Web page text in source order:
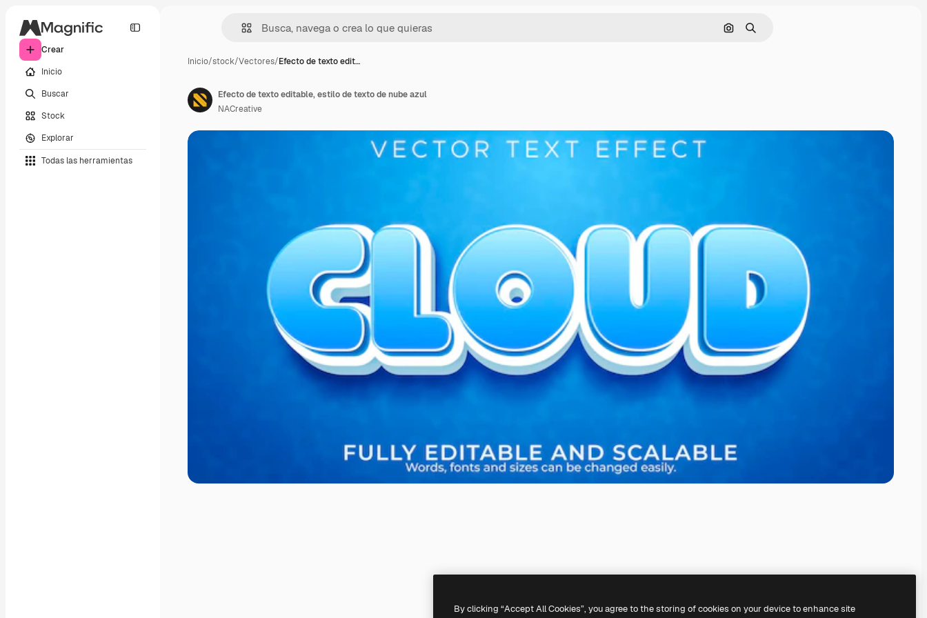
Crear
Inicio
Buscar
Stock
Explorar
Todas las herramientas
Buscar por imagen
Buscar
Inicio/stock/Vectores/Efecto de texto edit…
Efecto de texto editable, estilo de texto de nube azul
NACreative
By clicking “Accept All Cookies”, you agree to the storing of cookies on your device to enhance site